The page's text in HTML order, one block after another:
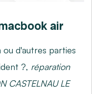
air
d'autres parties
?, réparation
CASTELNAU LE